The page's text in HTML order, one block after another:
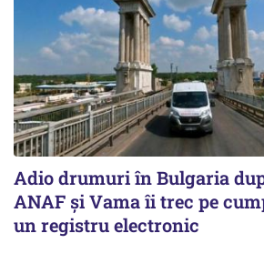
Adio drumuri în Bulgaria
ANAF și Vama îi trec pe
un registru electronic